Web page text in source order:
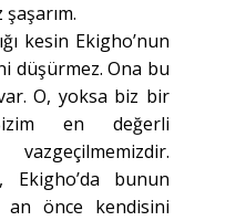
kesin Ekigho’nun
düşürmez. Ona bu
O, yoksa biz bir
en değerli
Ekigho’da bunun
önce kendisini